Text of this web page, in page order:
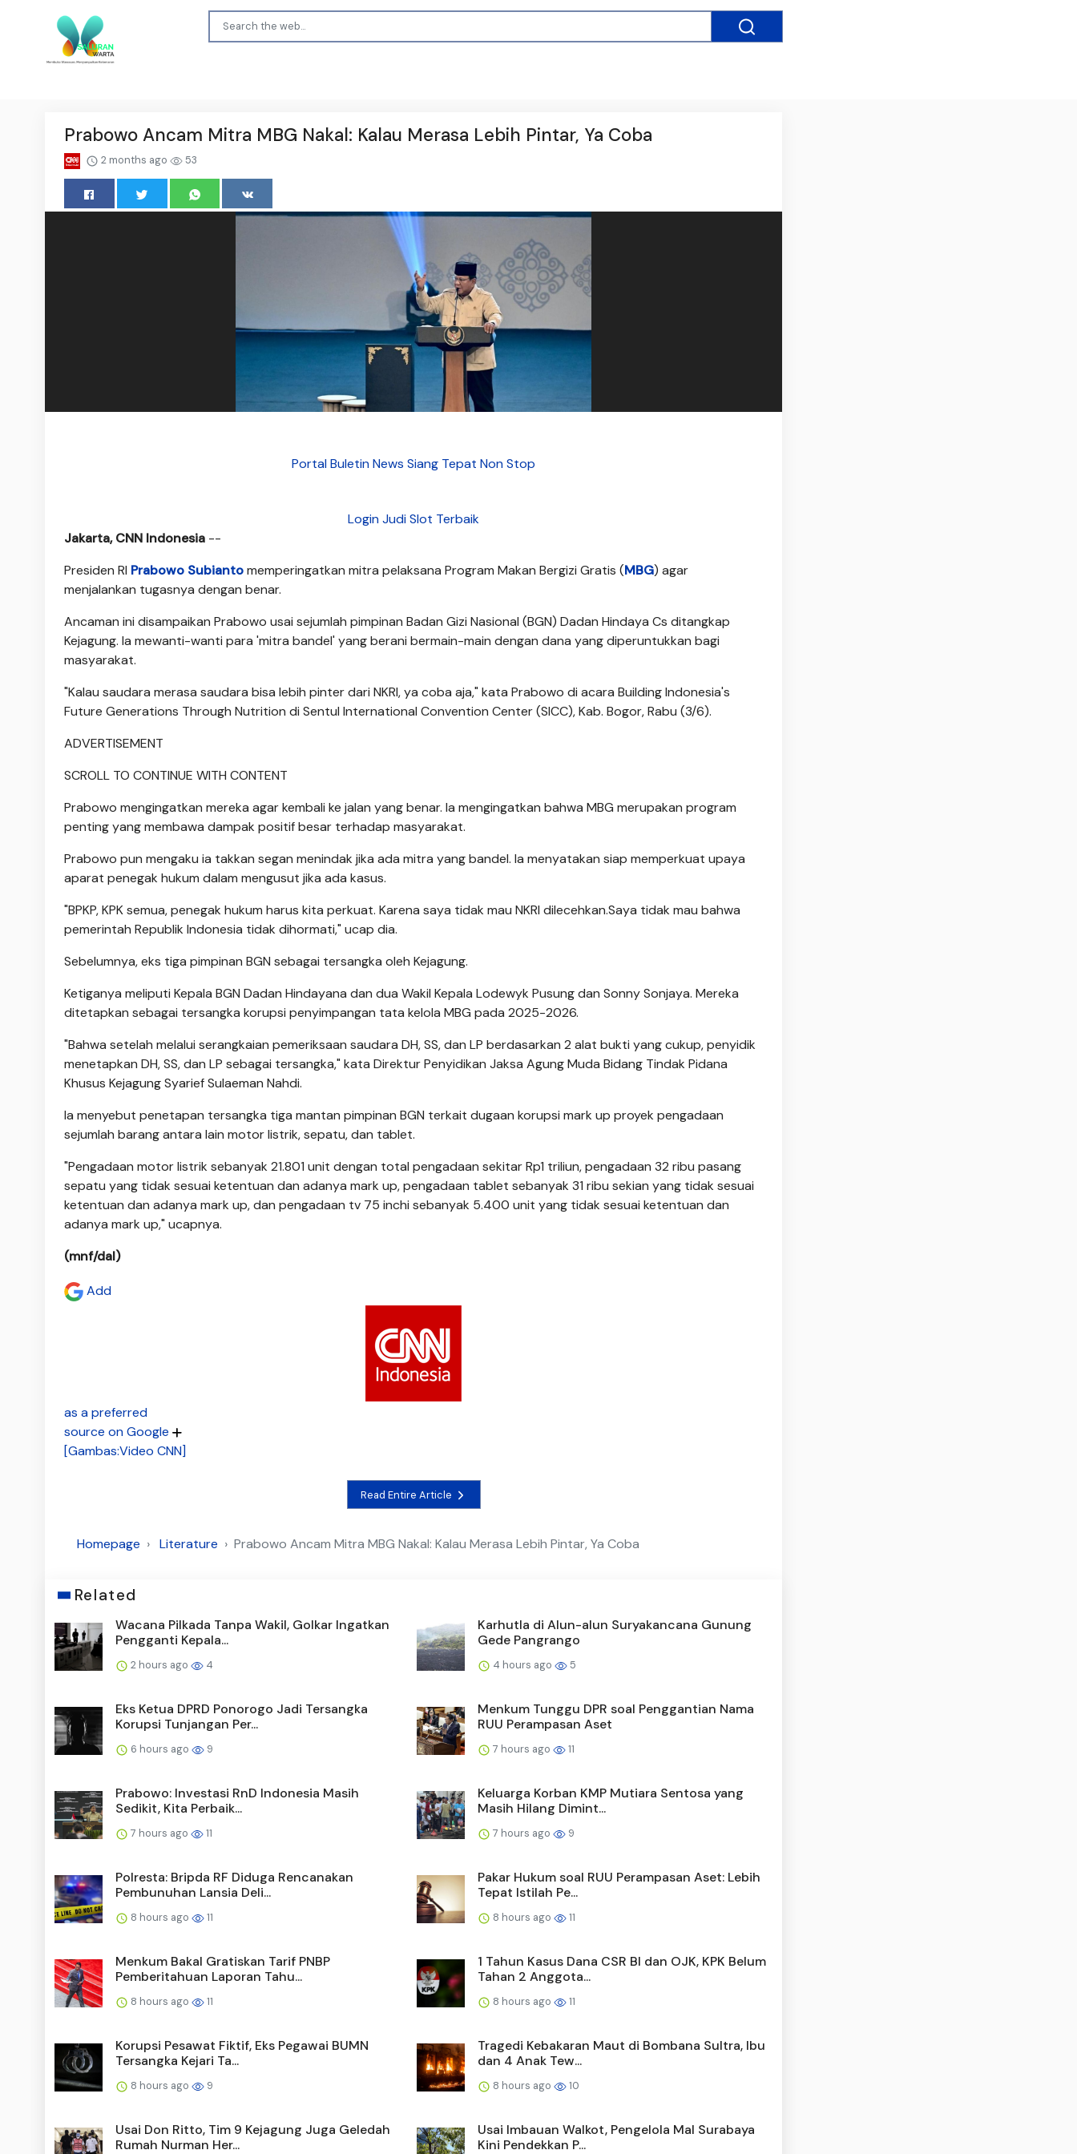
Prabowo Ancam Mitra MBG Nakal: Kalau Merasa Lebih Pintar, Ya Coba
2 months ago 53
Portal Buletin News Siang Tepat Non Stop
Login Judi Slot Terbaik
Jakarta, CNN Indonesia --
Presiden RI Prabowo Subiantomemperingatkan mitra pelaksana Program Makan Bergizi Gratis (MBG) agar
menjalankan tugasnya dengan benar.
Ancaman ini disampaikan Prabowo usai sejumlah pimpinan Badan Gizi Nasional (BGN) Dadan Hindaya Cs ditangkap
Kejagung. Ia mewanti-wanti para 'mitra bandel' yang berani bermain-main dengan dana yang diperuntukkan bagi
masyarakat.
"Kalau saudara merasa saudara bisa lebih pinter dari NKRI, ya coba aja," kata Prabowo di acara Building Indonesia's
Future Generations Through Nutrition di Sentul International Convention Center (SICC), Kab. Bogor, Rabu (3/6).
ADVERTISEMENT
SCROLL TO CONTINUE WITH CONTENT
Prabowo mengingatkan mereka agar kembali ke jalan yang benar. Ia mengingatkan bahwa MBG merupakan program
penting yang membawa dampak positif besar terhadap masyarakat.
Prabowo pun mengaku ia takkan segan menindak jika ada mitra yang bandel. Ia menyatakan siap memperkuat upaya
aparat penegak hukum dalam mengusut jika ada kasus.
"BPKP, KPK semua, penegak hukum harus kita perkuat. Karena saya tidak mau NKRI dilecehkan.Saya tidak mau bahwa
pemerintah Republik Indonesia tidak dihormati," ucap dia.
Sebelumnya, eks tiga pimpinan BGN sebagai tersangka oleh Kejagung.
Ketiganya meliputi Kepala BGN Dadan Hindayana dan dua Wakil Kepala Lodewyk Pusung dan Sonny Sonjaya. Mereka
ditetapkan sebagai tersangka korupsi penyimpangan tata kelola MBG pada 2025-2026.
"Bahwa setelah melalui serangkaian pemeriksaan saudara DH, SS, dan LP berdasarkan 2 alat bukti yang cukup, penyidik
menetapkan DH, SS, dan LP sebagai tersangka," kata Direktur Penyidikan Jaksa Agung Muda Bidang Tindak Pidana
Khusus Kejagung Syarief Sulaeman Nahdi.
Ia menyebut penetapan tersangka tiga mantan pimpinan BGN terkait dugaan korupsi mark up proyek pengadaan
sejumlah barang antara lain motor listrik, sepatu, dan tablet.
"Pengadaan motor listrik sebanyak 21.801 unit dengan total pengadaan sekitar Rp1 triliun, pengadaan 32 ribu pasang
sepatu yang tidak sesuai ketentuan dan adanya mark up, pengadaan tablet sebanyak 31 ribu sekian yang tidak sesuai
ketentuan dan adanya mark up, dan pengadaan tv 75 inchi sebanyak 5.400 unit yang tidak sesuai ketentuan dan
adanya mark up," ucapnya.
(mnf/dal)
Add
as a preferred
source on Google
[Gambas:Video CNN]
Read Entire Article
Homepage Literature Prabowo Ancam Mitra MBG Nakal: Kalau Merasa Lebih Pintar, Ya Coba
Related
Wacana Pilkada Tanpa Wakil, Golkar Ingatkan
Pengganti Kepala...
2 hours ago 4
Karhutla di Alun-alun Suryakancana Gunung
Gede Pangrango
4 hours ago 5
Eks Ketua DPRD Ponorogo Jadi Tersangka
Korupsi Tunjangan Per...
6 hours ago 9
Menkum Tunggu DPR soal Penggantian Nama
RUU Perampasan Aset
7 hours ago 11
Prabowo: Investasi RnD Indonesia Masih
Sedikit, Kita Perbaik...
7 hours ago 11
Keluarga Korban KMP Mutiara Sentosa yang
Masih Hilang Dimint...
7 hours ago 9
Polresta: Bripda RF Diduga Rencanakan
Pembunuhan Lansia Deli...
8 hours ago 11
Pakar Hukum soal RUU Perampasan Aset: Lebih
Tepat Istilah Pe...
8 hours ago 11
Menkum Bakal Gratiskan Tarif PNBP
Pemberitahuan Laporan Tahu...
8 hours ago 11
1 Tahun Kasus Dana CSR BI dan OJK, KPK Belum
Tahan 2 Anggota...
8 hours ago 11
Korupsi Pesawat Fiktif, Eks Pegawai BUMN
Tersangka Kejari Ta...
8 hours ago 9
Tragedi Kebakaran Maut di Bombana Sultra, Ibu
dan 4 Anak Tew...
8 hours ago 10
Usai Don Ritto, Tim 9 Kejagung Juga Geledah
Rumah Nurman Her...
Usai Imbauan Walkot, Pengelola Mal Surabaya
Kini Pendekkan P...